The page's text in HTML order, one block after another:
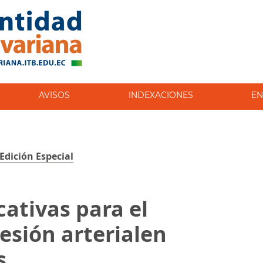
AVISOS INDEXACIONES
Especial
para el
arterialen